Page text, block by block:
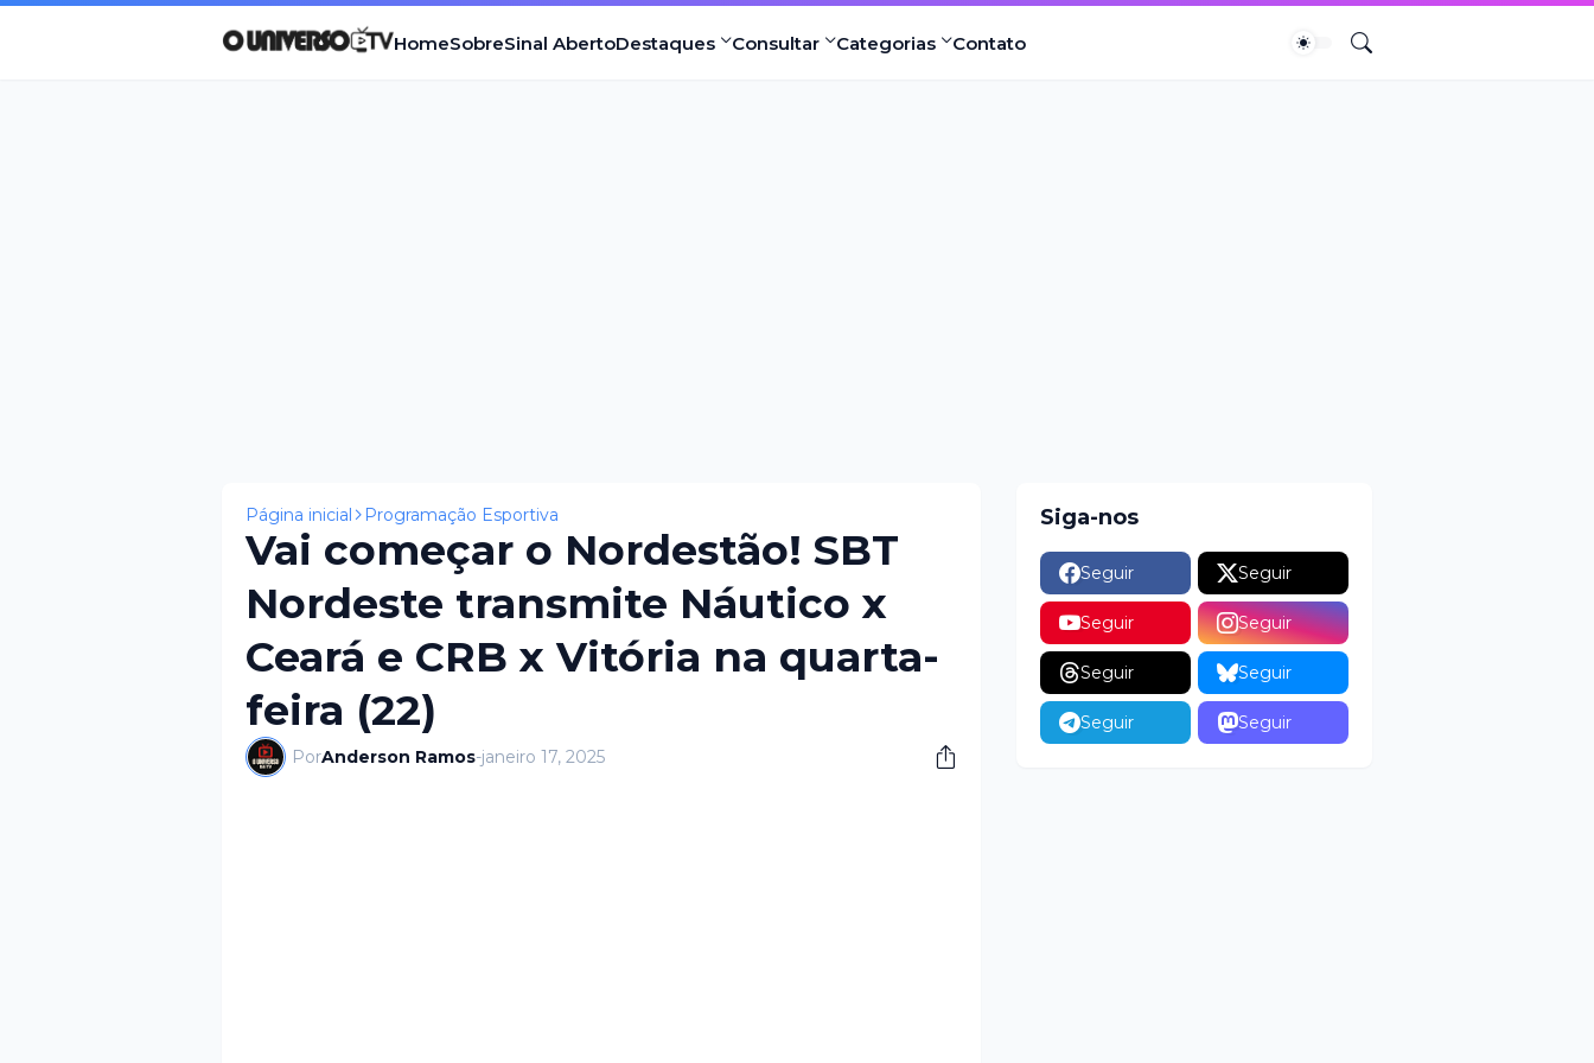
HomeSobreSinal AbertoDestaques Consultar Categorias Contato
Página inicial Programação Esportiva
Vai começar o Nordestão! SBT
Nordeste transmite Náutico x
Ceará e CRB x Vitória na quarta-
feira (22)
PorAnderson Ramos-janeiro 17, 2025
Siga-nos
Seguir Seguir
Seguir Seguir
Seguir Seguir
Seguir Seguir